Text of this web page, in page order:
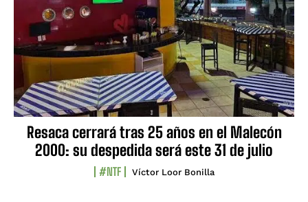
Resaca cerrará tras 25 años en el Malecón
2000: su despedida será este 31 de julio
#NTF Víctor Loor Bonilla